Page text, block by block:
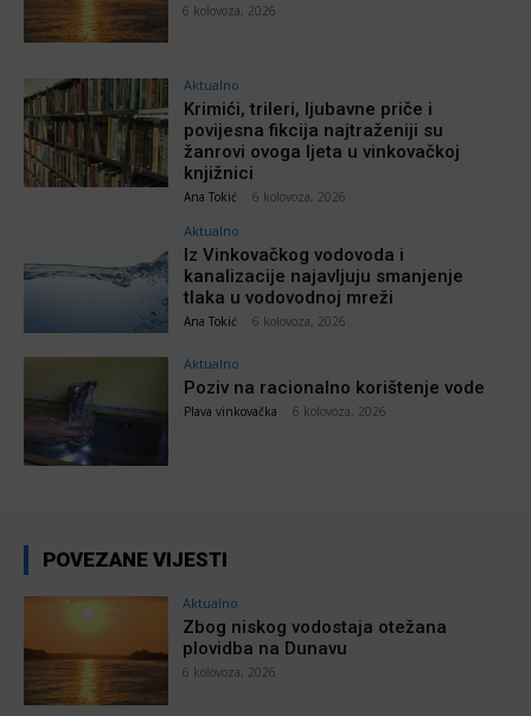
6 kolovoza, 2026
Aktualno
Krimići, trileri, ljubavne priče i
povijesna fikcija najtraženiji su
žanrovi ovoga ljeta u vinkovačkoj
knjižnici
Ana Tokić 6 kolovoza, 2026
Aktualno
Iz Vinkovačkog vodovoda i
kanalizacije najavljuju smanjenje
tlaka u vodovodnoj mreži
Ana Tokić 6 kolovoza, 2026
Aktualno
Poziv na racionalno korištenje vode
Plava vinkovačka 6 kolovoza, 2026
POVEZANE VIJESTI
Aktualno
Zbog niskog vodostaja otežana
plovidba na Dunavu
6 kolovoza, 2026